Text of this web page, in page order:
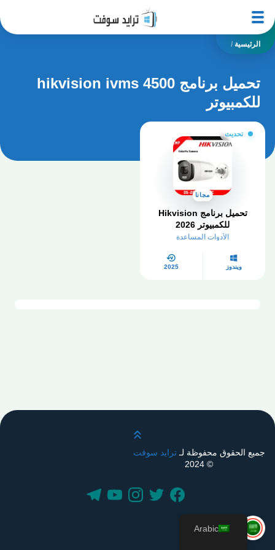
الرئيسية /
تحميل برنامج hikvision ivms 4500
للكمبيوتر
تحديث
مجانا
تحميل برنامج Hikvision
للكمبيوتر​ 2026
الأدوات المساعدة
ويندوز 2025
قم بالتمرير لأعلى
جميع الحقوق محفوظة لـترايد سوفت
© 2024
Arabic